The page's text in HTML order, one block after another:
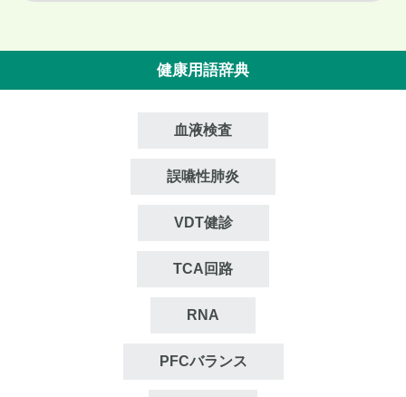
健康用語辞典
血液検査
誤嚥性肺炎
VDT健診
TCA回路
RNA
PFCバランス